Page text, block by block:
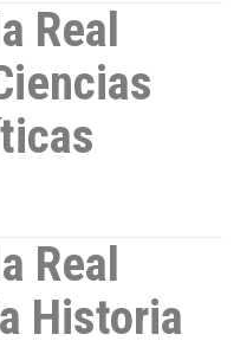
Real
Real
Historia